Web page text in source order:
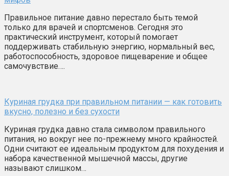
Правильное питание давно перестало быть темой
только для врачей и спортсменов. Сегодня это
практический инструмент, который помогает
поддерживать стабильную энергию, нормальный вес,
работоспособность, здоровое пищеварение и общее
самочувствие….
Куриная грудка при правильном питании — как готовить
вкусно, полезно и без сухости
Куриная грудка давно стала символом правильного
питания, но вокруг нее по-прежнему много крайностей.
Одни считают ее идеальным продуктом для похудения и
набора качественной мышечной массы, другие
называют слишком…